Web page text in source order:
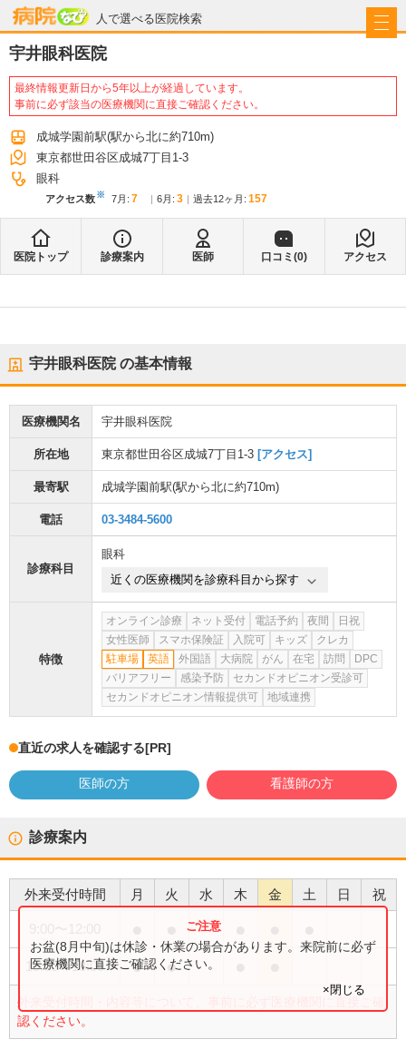
人で選べる医院検索
病院なび
宇井眼科医院
最終情報更新日から5年以上が経過しています。
事前に必ず該当の医療機関に直接ご確認ください。
成城学園前駅(駅から北に約710m)
東京都世田谷区成城7丁目1-3
眼科
アクセス数※ 7月 : 7 6月 : 3 過去12ヶ月: 157
医院トップ 診療案内 医師 口コミ(0) アクセス
宇井眼科医院の基本情報
医療機関名 宇井眼科医院
所在地 東京都世田谷区成城7丁目1-3 [アクセス]
最寄駅 成城学園前駅(駅から北に約710m)
電話 03-3484-5600
診療科目
眼科
近くの医療機関を診療科目から探す
特徴
オンライン診療 ネット受付 電話予約 夜間
日祝
女性医師
スマホ保険証 入院可 キッズ
クレカ
駐車場
英語 外国語 大病院 がん 在宅 訪問
DPC
バリアフリー
感染予防
セカンドオピニオン受診可
セカンドオピニオン情報提供可
地域連携
直近の求人を確認する[PR]
医師の方 看護師の方
診療案内
外来受付時間 月 火 水 木 金 土 日 祝
15:00〜18:00 ● ●
外来受付時間・内容等について、事前に必ず医療機関に直接ご確
認ください。
お盆(8月中旬)は休診・休業の場合があります。来院前に必ず
医療機関に直接ご確認ください。
×閉じる